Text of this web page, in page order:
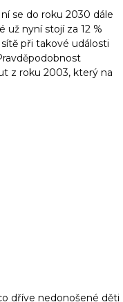
se do roku 2030 dále
nyní stojí za 12 %
při takové události
z roku 2003, který na
dříve nedonošené děti